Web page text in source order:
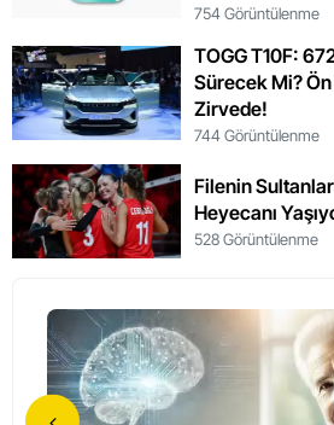
754 Görüntülenme
TOGG T10F:
Sürecek Mi?
Zirvede!
744 Görüntülenme
Filenin
Heyecanı
528 Görüntülenme